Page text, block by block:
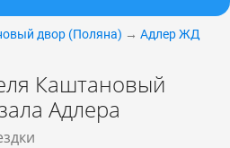
двор (Пoлянa) → Адлер ЖД
Каштановый
Адлера